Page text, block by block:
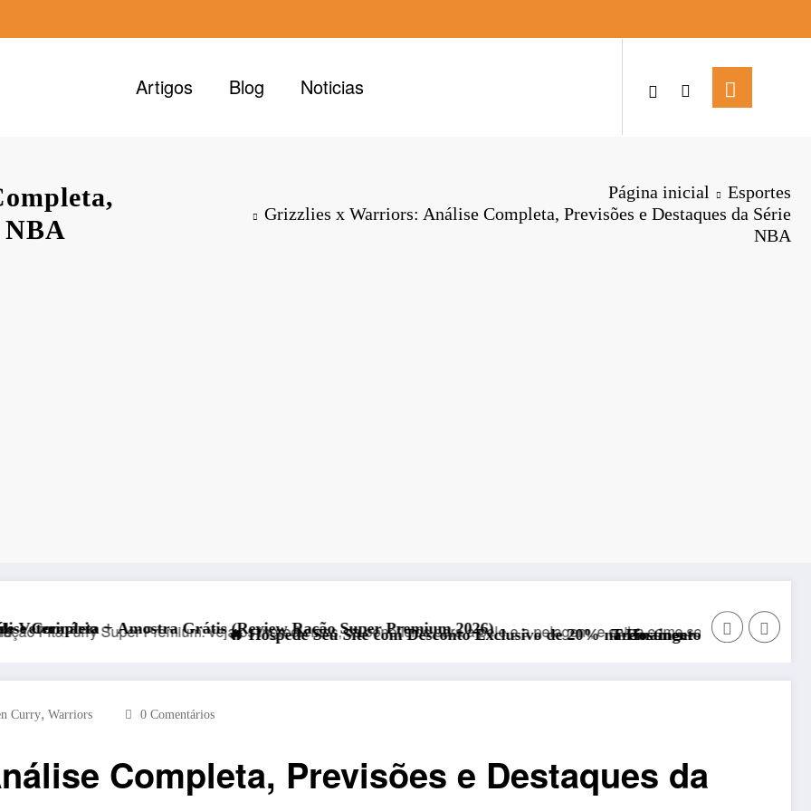
Artigos Blog Noticias
NBA
Página inicial
Esportes
Grizzlies x Warriors: Análise Completa, Previsões e Destaques da Série
NBA
Grátis (Review Ração Super Premium 2026)
🔥 Hospede Seu Site com Desconto Exclusivo de 20% na Hostinger – Rápida, Segura e com Suporte
Treinamento Funcional para Educação Física –
Curry, Warriors 0 Comentários
Completa, Previsões e Destaques da